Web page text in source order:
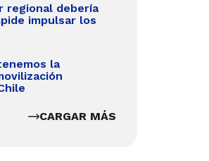
regional debería
impulsar los
la
CARGAR MÁS